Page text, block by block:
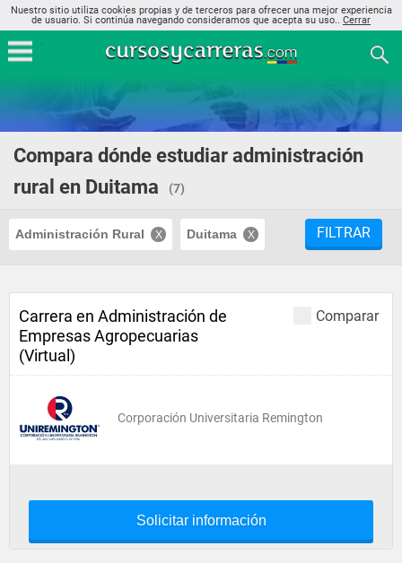
Nuestro sitio utiliza cookies propias y de terceros para ofrecer una mejor experiencia
de usuario. Si continúa navegando consideramos que acepta su uso.. Cerrar
Compara dónde estudiar administración
rural en Duitama
(7)
Administración Rural Duitama FILTRAR
Comparar
Carrera en Administración de
Empresas Agropecuarias
(Virtual)
Corporación Universitaria Remington
Solicitar información